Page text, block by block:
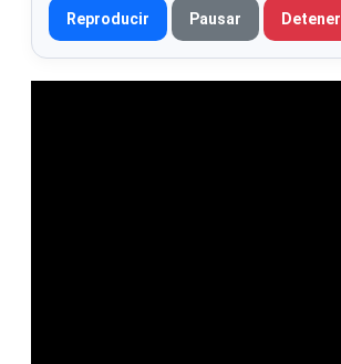
Reproducir Pausar Detener